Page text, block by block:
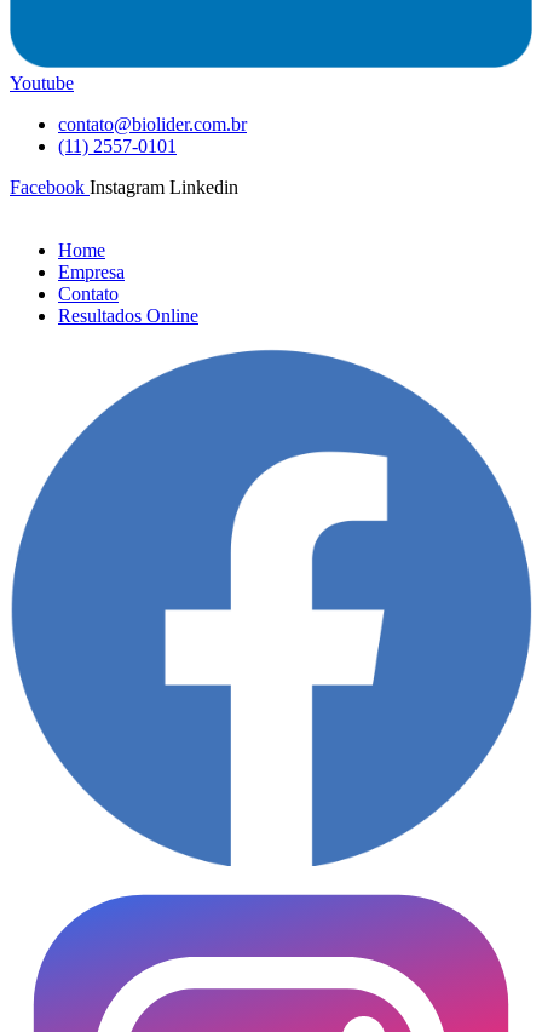
Youtube
contato@biolider.com.br
(11) 2557-0101
Facebook Instagram Linkedin
Home
Empresa
Contato
Resultados Online